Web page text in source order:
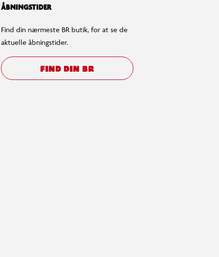
ÅBNINGSTIDER
Find din nærmeste BR butik, for at se de
aktuelle åbningstider.
FIND DIN BR